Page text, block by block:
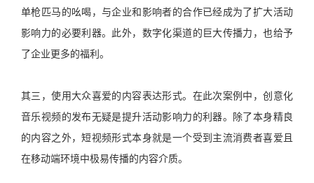
单枪匹马的吆喝，与企业和影响者的合作已经成为了扩大活动
影响力的必要利器。此外，数字化渠道的巨大传播力，也给予
了企业更多的福利。
其三，使用大众喜爱的内容表达形式。在此次案例中，创意化
音乐视频的发布无疑是提升活动影响力的利器。除了本身精良
的内容之外，短视频形式本身就是一个受到主流消费者喜爱且
在移动端环境中极易传播的内容介质。